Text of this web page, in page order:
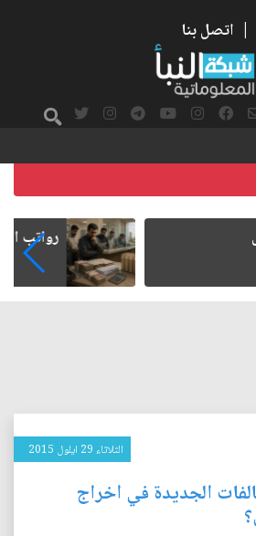
| اتصل بنا
على صفيح ساخن
الثلاثاء 29 ايلول 2015
الجديدة في اخراج